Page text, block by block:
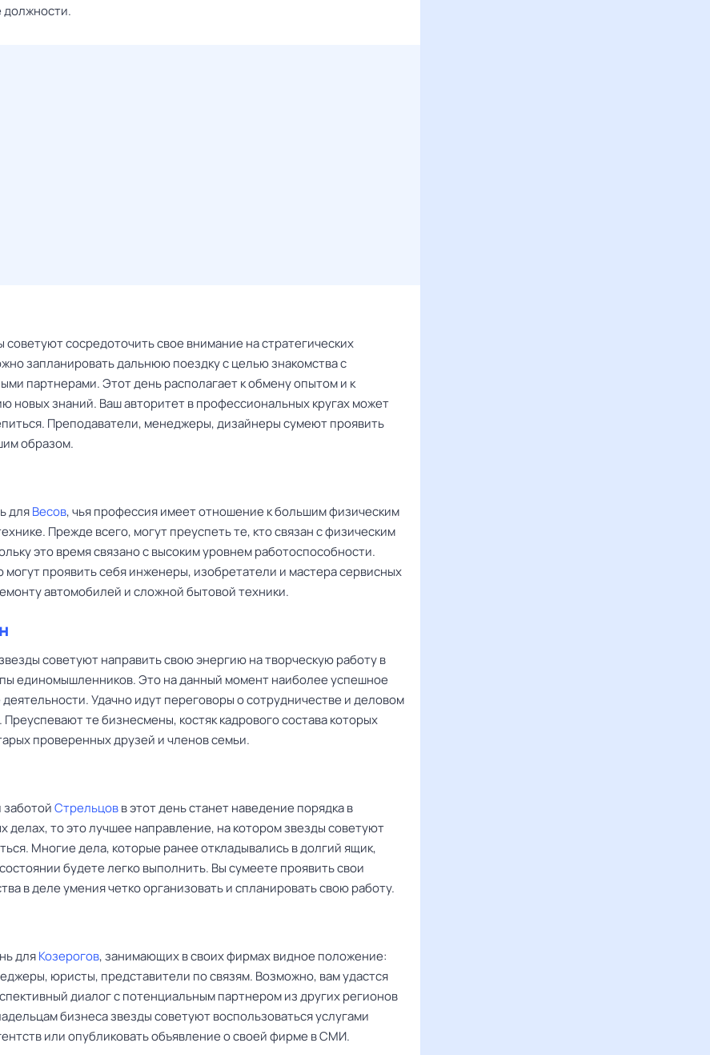
должности.
советуют сосредоточить свое внимание на стратегических
запланировать дальнюю поездку с целью знакомства с
партнерами. Этот день располагает к обмену опытом и к
новых знаний. Ваш авторитет в профессиональных кругах может
Преподаватели, менеджеры, дизайнеры сумеют проявить
образом.
дляВесов, чья профессия имеет отношение к большим физическим
Прежде всего, могут преуспеть те, кто связан с физическим
это время связано с высоким уровнем работоспособности.
могут проявить себя инженеры, изобретатели и мастера сервисных
автомобилей и сложной бытовой техники.
советуют направить свою энергию на творческую работу в
единомышленников. Это на данный момент наиболее успешное
Удачно идут переговоры о сотрудничестве и деловом
Преуспевают те бизнесмены, костяк кадрового состава которых
проверенных друзей и членов семьи.
заботойСтрельцовв этот день станет наведение порядка в
делах, то это лучшее направление, на котором звезды советуют
Многие дела, которые ранее откладывались в долгий ящик,
будете легко выполнить. Вы сумеете проявить свои
в деле умения четко организовать и спланировать свою работу.
дляКозерогов, занимающих в своих фирмах видное положение:
юристы, представители по связям. Возможно, вам удастся
диалог с потенциальным партнером из других регионов
бизнеса звезды советуют воспользоваться услугами
или опубликовать объявление о своей фирме в СМИ.